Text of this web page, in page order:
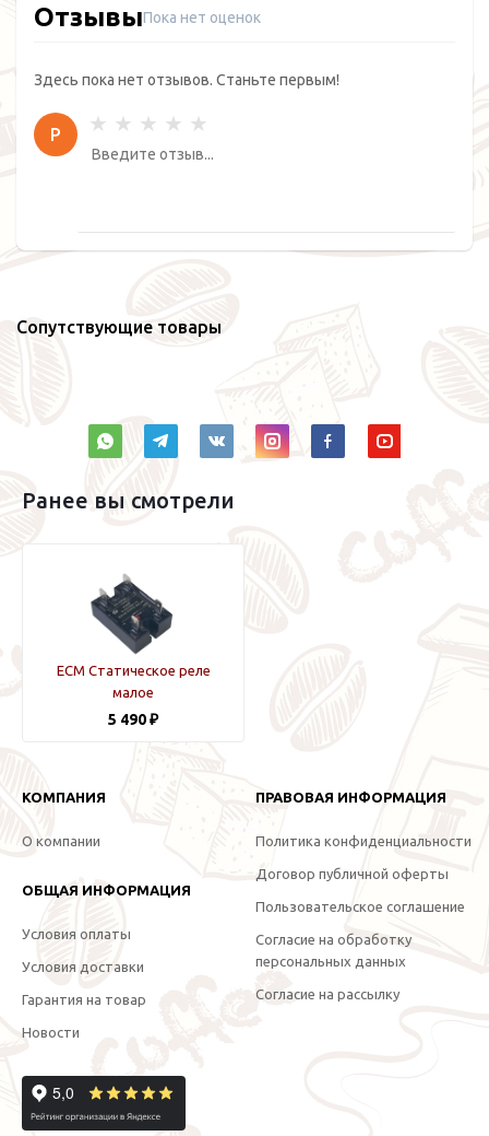
ОтзывыПока нет оценок
Здесь пока нет отзывов. Станьте первым!
Р
Сопутствующие товары
Ранее вы смотрели
ECM Статическое реле
малое
5 490 ₽
КОМПАНИЯ
О компании
ОБЩАЯ ИНФОРМАЦИЯ
Условия оплаты
Условия доставки
Гарантия на товар
Новости
ПРАВОВАЯ ИНФОРМАЦИЯ
Политика конфиденциальности
Договор публичной оферты
Пользовательское соглашение
Согласие на обработку
персональных данных
Согласие на рассылку